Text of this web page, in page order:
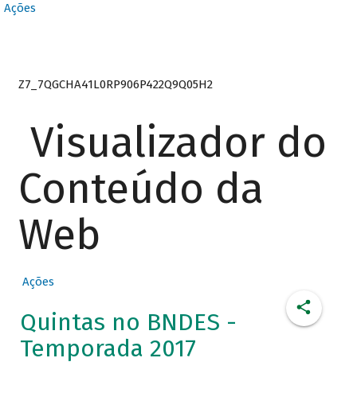
Ações
Z7_7QGCHA41L0RP906P422Q9Q05H2
Visualizador do
Conteúdo da
Web
Ações
Quintas no BNDES -
Temporada 2017